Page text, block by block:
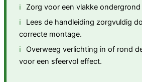
Zorg voor een vlakke
Lees de handleiding zorgvuldig
correcte montage.
Overweeg verlichting in of rond
voor een sfeervol effect.